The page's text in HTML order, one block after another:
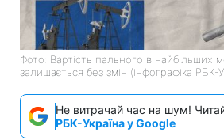
Фото: Вартість пального в найбільших
залишається без змін (інфографіка РБК-
Не витрачай час на шум!
РБК-Україна у Google